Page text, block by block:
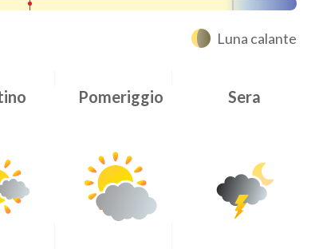
Luna calante
Pomeriggio Sera